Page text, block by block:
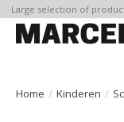
Large selection of
Home / Kinderen /